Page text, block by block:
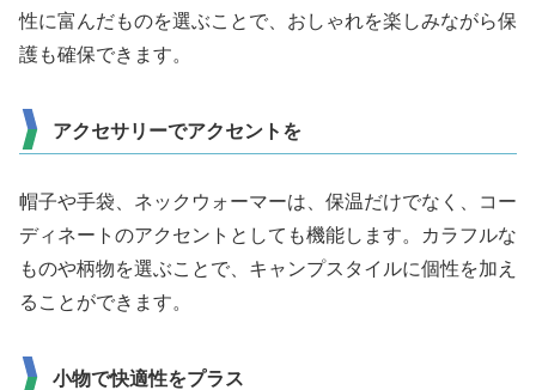
性に富んだものを選ぶことで、おしゃれを楽しみながら保
護も確保できます。
アクセサリーでアクセントを
帽子や手袋、ネックウォーマーは、保温だけでなく、コー
ディネートのアクセントとしても機能します。カラフルな
ものや柄物を選ぶことで、キャンプスタイルに個性を加え
ることができます。
小物で快適性をプラス